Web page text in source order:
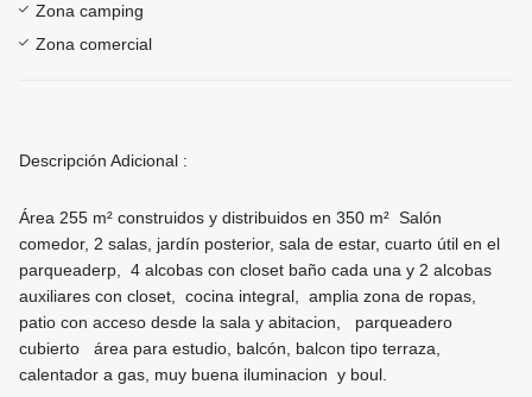
Zona camping
Zona comercial
Descripción Adicional :
Área 255 m² construidos y distribuidos en 350 m² Salón
comedor, 2 salas, jardín posterior, sala de estar, cuarto útil en el
parqueaderp, 4 alcobas con closet baño cada una y 2 alcobas
auxiliares con closet, cocina integral, amplia zona de ropas,
patio con acceso desde la sala y abitacion, parqueadero
cubierto área para estudio, balcón, balcon tipo terraza,
calentador a gas, muy buena iluminacion y boul.